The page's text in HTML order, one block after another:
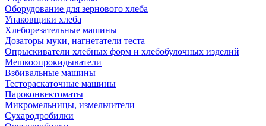
Оборудование для зернового хлеба
Упаковщики хлеба
Хлеборезательные машины
Дозаторы муки, нагнетатели теста
Опрыскиватели хлебных форм и хлебобулочных изделий
Мешкоопрокидыватели
Взбивальные машины
Тестораскаточные машины
Пароконвектоматы
Микромельницы, измельчители
Сухародробилки